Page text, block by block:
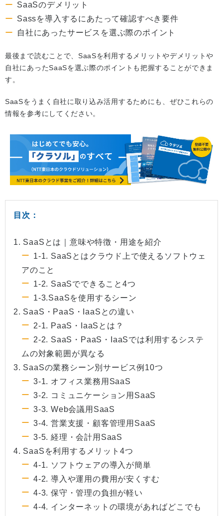
SaaSのデメリット
Sassを導入するにあたって確認すべき要件
自社にあったサービスを選ぶ際のポイント
最後まで読むことで、SaaSを利用するメリットやデメリットや
自社にあったSaaSを選ぶ際のポイントも把握することができま
す。
SaaSをうまく自社に取り込み活用するためにも、ぜひこれらの
情報を参考にしてください。
目次：
1. SaaSとは｜意味や特徴・用途を紹介
1-1. SaaSとはクラウド上で使えるソフトウェ
アのこと
1-2. SaaSでできること4つ
1-3.SaaSを使用するシーン
2. SaaS・PaaS・IaaSとの違い
2-1. PaaS・IaaSとは？
2-2. SaaS・PaaS・IaaSでは利用するシステ
ムの対象範囲が異なる
3. SaaSの業務シーン別サービス例10つ
3-1. オフィス業務用SaaS
3-2. コミュニケーション用SaaS
3-3. Web会議用SaaS
3-4. 営業支援・顧客管理用SaaS
3-5. 経理・会計用SaaS
4. SaaSを利用するメリット4つ
4-1. ソフトウェアの導入が簡単
4-2. 導入や運用の費用が安くすむ
4-3. 保守・管理の負担が軽い
4-4. インターネットの環境があればどこでも